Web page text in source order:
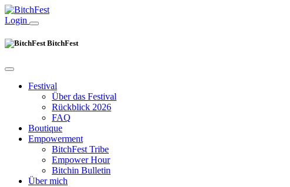
Login
BitchFest
Festival
Über das Festival
Rückblick 2026
FAQ
Boutique
Empowerment
BitchFest Tribe
Empower Hour
Bitchin Bulletin
Über mich